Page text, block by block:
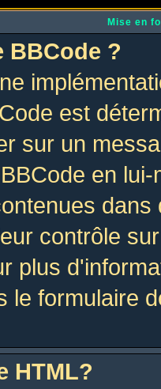
Mise en
BBCode ?
est
sur un
en
contrôle
plus
le formulaire
HTML?